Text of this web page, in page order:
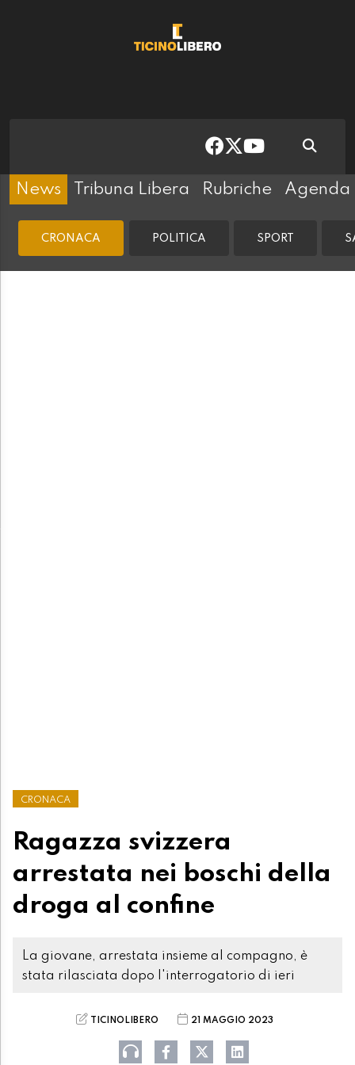
News Tribuna Libera Rubriche Agenda
CRONACA POLITICA SPORT
CRONACA
Ragazza svizzera
arrestata nei boschi della
droga al confine
La giovane, arrestata insieme al compagno, è
stata rilasciata dopo l'interrogatorio di ieri
TICINOLIBERO 21 MAGGIO 2023